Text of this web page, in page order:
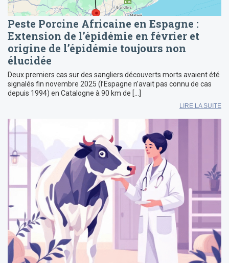
Peste Porcine Africaine en Espagne :
Extension de l’épidémie en février et
origine de l’épidémie toujours non
élucidée
Deux premiers cas sur des sangliers découverts morts avaient été
signalés fin novembre 2025 (l’Espagne n’avait pas connu de cas
depuis 1994) en Catalogne à 90 km de […]
LIRE LA SUITE